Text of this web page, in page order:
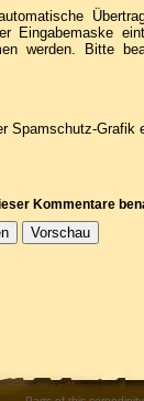
Eingabemaske
werden. Bitte
Spamschutz-Grafik
Kommentare